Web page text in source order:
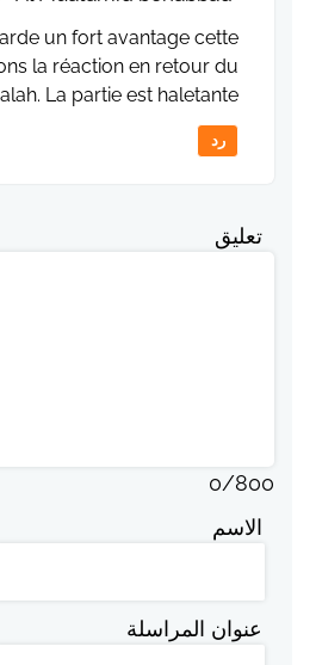
un fort avantage cette
la réaction en retour du
La partie est haletante !!
رد
تعليق
0/800
الاسم
عنوان المراسلة